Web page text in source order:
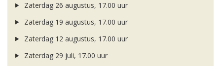
Zaterdag 26 augustus, 17.00 uur
Zaterdag 19 augustus, 17.00 uur
Zaterdag 12 augustus, 17.00 uur
Zaterdag 29 juli, 17.00 uur